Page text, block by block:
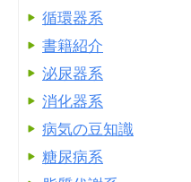
循環器系
書籍紹介
泌尿器系
消化器系
病気の豆知識
糖尿病系